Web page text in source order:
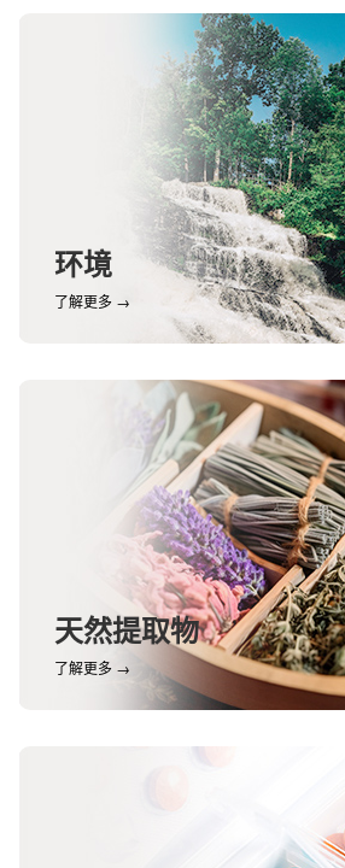
环境
了解更多 →
天然提取物
了解更多 →